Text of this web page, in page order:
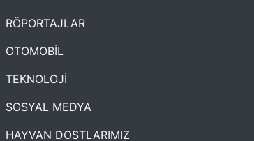
RÖPORTAJLAR
OTOMOBİL
TEKNOLOJİ
SOSYAL MEDYA
HAYVAN DOSTLARIMIZ